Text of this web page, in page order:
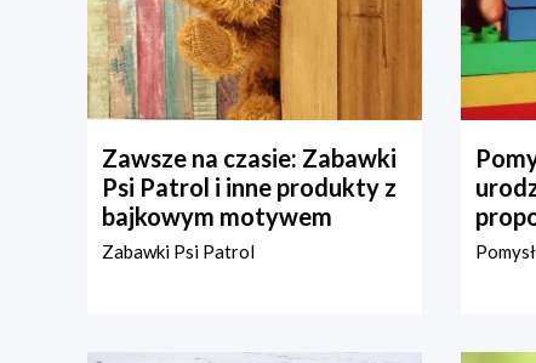
Zawsze na czasie: Zabawki
Psi Patrol i inne produkty z
bajkowym motywem
Zabawki Psi Patrol